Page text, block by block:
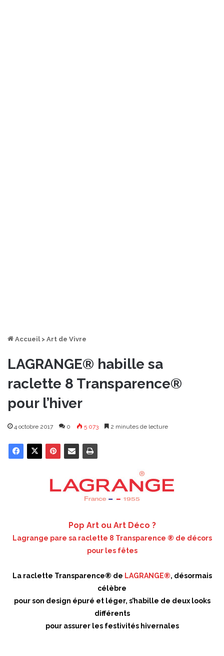
Accueil > Art de Vivre
LAGRANGE® habille sa
raclette 8 Transparence®
pour l’hiver
4 octobre 2017 0 5 073 2 minutes de lecture
Pop Art ou Art Déco ?
Lagrange pare sa raclette 8 Transparence ® de décors
pour les fêtes
La raclette Transparence® de LAGRANGE®, désormais
célèbre
pour son design épuré et léger, s’habille de deux looks
différents
pour assurer les festivités hivernales